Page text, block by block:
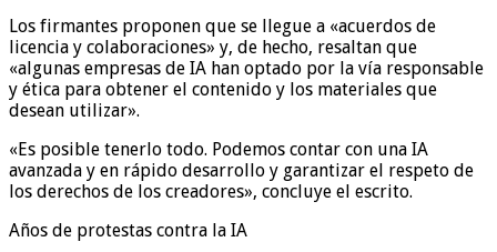
Los firmantes proponen que se llegue a «acuerdos de
licencia y colaboraciones» y, de hecho, resaltan que
«algunas empresas de IA han optado por la vía responsable
y ética para obtener el contenido y los materiales que
desean utilizar».
«Es posible tenerlo todo. Podemos contar con una IA
avanzada y en rápido desarrollo y garantizar el respeto de
los derechos de los creadores», concluye el escrito.
Años de protestas contra la IA